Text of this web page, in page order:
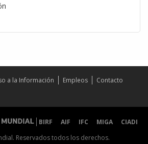
a la Información Empleos
Contacto
BIRF AIF IFC MIGA
CIADI
Reservados todos los derechos.